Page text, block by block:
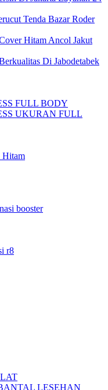
Tenda Bazar Roder
Hitam Ancol Jakut
Di Jabodetabek
FULL BODY
UKURAN FULL
Hitam
booster
r8
LESEHAN